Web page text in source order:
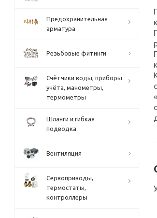
Предохранительная
арматура
Резьбовые фитинги
Счётчики воды, приборы
учёта, манометры,
термометры
Шланги и гибкая
подводка
Вентиляция
Сервоприводы,
термостаты,
контроллеры